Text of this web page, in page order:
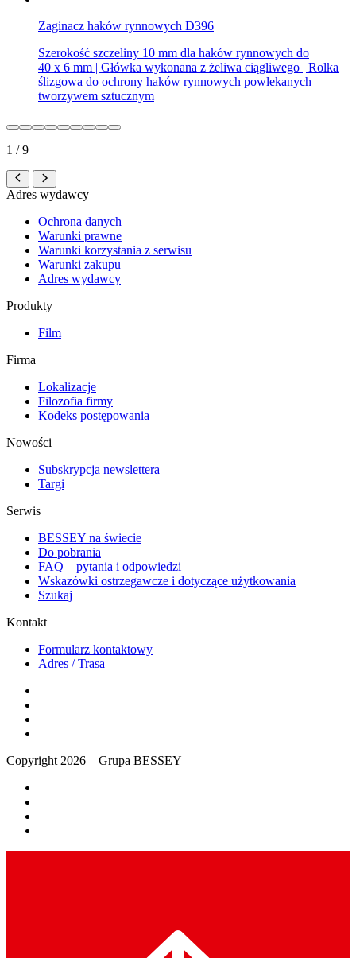
Zaginacz haków rynnowych D396
Szerokość szczeliny 10 mm dla haków rynnowych do
40 x 6 mm | Główka wykonana z żeliwa ciągliwego | Rolka
ślizgowa do ochrony haków rynnowych powlekanych
tworzywem sztucznym
1 / 9
Adres wydawcy
Ochrona danych
Warunki prawne
Warunki korzystania z serwisu
Warunki zakupu
Adres wydawcy
Produkty
Film
Firma
Lokalizacje
Filozofia firmy
Kodeks postępowania
Nowości
Subskrypcja newslettera
Targi
Serwis
BESSEY na świecie
Do pobrania
FAQ – pytania i odpowiedzi
Wskazówki ostrzegawcze i dotyczące użytkowania
Szukaj
Kontakt
Formularz kontaktowy
Adres / Trasa
Copyright 2026 – Grupa BESSEY